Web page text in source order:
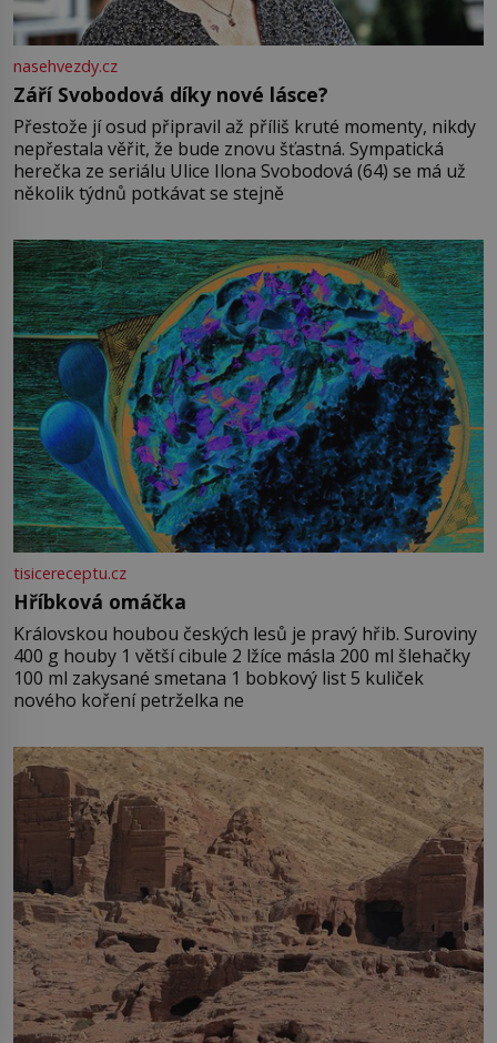
nasehvezdy.cz
Září Svobodová díky nové lásce?
Přestože jí osud připravil až příliš kruté momenty, nikdy
nepřestala věřit, že bude znovu šťastná. Sympatická
herečka ze seriálu Ulice Ilona Svobodová (64) se má už
několik týdnů potkávat se stejně
tisicereceptu.cz
Hříbková omáčka
Královskou houbou českých lesů je pravý hřib. Suroviny
400 g houby 1 větší cibule 2 lžíce másla 200 ml šlehačky
100 ml zakysané smetana 1 bobkový list 5 kuliček
nového koření petrželka ne